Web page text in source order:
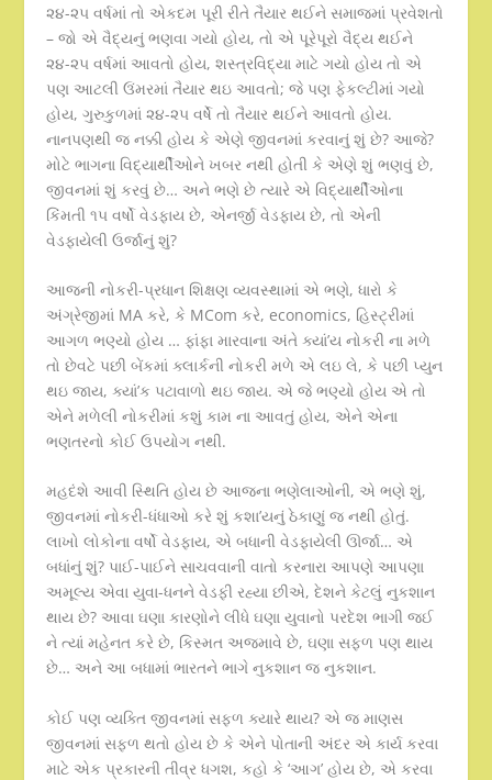
૨૪-૨૫ વર્ષમાં તો એકદમ પૂરી રીતે તૈયાર થઈને સમાજમાં પ્રવેશતો
– જો એ વૈદ્યનું ભણવા ગયો હોય, તો એ પૂરેપૂરો વૈદ્ય થઈને
૨૪-૨૫ વર્ષમાં આવતો હોય, શસ્ત્રવિદ્યા માટે ગયો હોય તો એ
પણ આટલી ઉંમરમાં તૈયાર થઇ આવતો; જે પણ ફેકલ્ટીમાં ગયો
હોય, ગુરુકુળમાં ૨૪-૨૫ વર્ષે તો તૈયાર થઈને આવતો હોય.
નાનપણથી જ નક્કી હોય કે એણે જીવનમાં કરવાનું શું છે? આજે?
મોટે ભાગના વિદ્યાર્થીઓને ખબર નથી હોતી કે એણે શું ભણવું છે,
જીવનમાં શું કરવું છે… અને ભણે છે ત્યારે એ વિદ્યાર્થીઓના
કિંમતી ૧૫ વર્ષો વેડફાય છે, એનર્જી વેડફાય છે, તો એની
વેડફાયેલી ઉર્જાનું શું?
આજની નોકરી-પ્રધાન શિક્ષણ વ્યવસ્થામાં એ ભણે, ધારો કે
અંગ્રેજીમાં MA કરે, કે MCom કરે, economics, હિસ્ટ્રીમાં
આગળ ભણ્યો હોય … ફાંફા મારવાના અંતે ક્યાં’ય નોકરી ના મળે
તો છેવટે પછી બેંકમાં ક્લાર્કની નોકરી મળે એ લઇ લે, કે પછી પ્યુન
થઇ જાય, ક્યાં’ક પટાવાળો થઇ જાય. એ જે ભણ્યો હોય એ તો
એને મળેલી નોકરીમાં કશું કામ ના આવતું હોય, એને એના
ભણતરનો કોઈ ઉપયોગ નથી.
મહદંશે આવી સ્થિતિ હોય છે આજના ભણેલાઓની, એ ભણે શું,
જીવનમાં નોકરી-ધંધાઓ કરે શું કશા’યનું ઠેકાણું જ નથી હોતું.
લાખો લોકોના વર્ષો વેડફાય, એ બધાની વેડફાયેલી ઊર્જા… એ
બધાંનું શું? પાઈ-પાઈને સાચવવાની વાતો કરનારા આપણે આપણા
અમૂલ્ય એવા યુવા-ધનને વેડફી રહ્યા છીએ, દેશને કેટલું નુકશાન
થાય છે? આવા ઘણા કારણોને લીધે ઘણા યુવાનો પરદેશ ભાગી જઈ
ને ત્યાં મહેનત કરે છે, કિસ્મત અજમાવે છે, ઘણા સફળ પણ થાય
છે… અને આ બધામાં ભારતને ભાગે નુકશાન જ નુકશાન.
કોઈ પણ વ્યક્તિ જીવનમાં સફળ ક્યારે થાય? એ જ માણસ
જીવનમાં સફળ થતો હોય છે કે એને પોતાની અંદર એ કાર્ય કરવા
માટે એક પ્રકારની તીવ્ર ધગશ, કહો કે ‘આગ’ હોય છે, એ કરવા